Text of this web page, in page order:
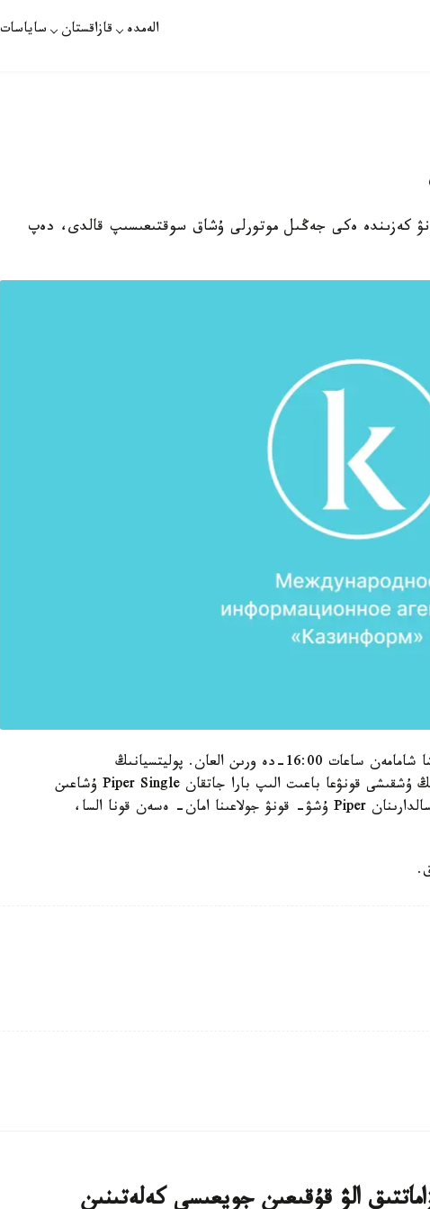
الەمدە قازاقستان ساياسات
كەزىندە ەكى جەڭىل موتورلى ۇشاق سوقتىعىسىپ قالدى، دەپ
وقيعا سەنبى كۇنى جەرگىلىكتى ۋاقىت بويىنشا شامامەن ساعات 16:00-دە ورىن العان. پوليتسيانىڭ
مالىمەتتەرىنشە، Aerobatic Biplane ۇشاعىنىڭ ۇشقىشى قونۋعا باعىت الىپ بارا جاتقان Piper Single ۇشاعىن
بايقاماي، ونى قاناتىمەن قاعىپ جىبەرگەن. سالدارىنان Piper ۇشۋ- قونۋ جولاعىنا امان- ەسەن قونا السا،
الۋ قۇقىعىن جويعىسى كەلەتىنىن